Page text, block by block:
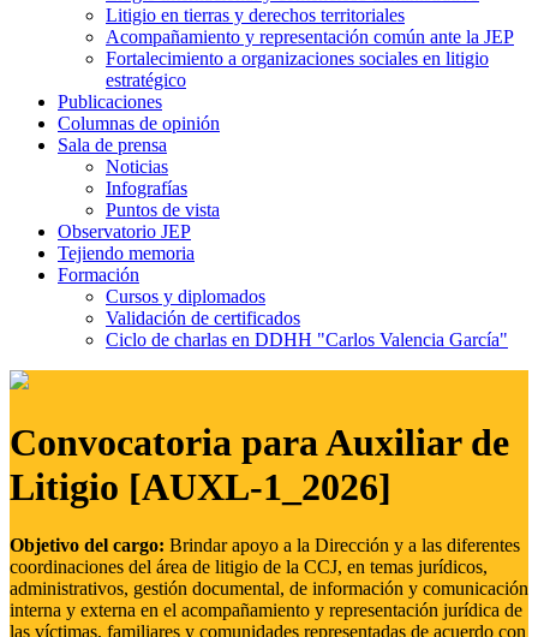
Litigio en tierras y derechos territoriales
Acompañamiento y representación común ante la JEP
Fortalecimiento a organizaciones sociales en litigio
estratégico
Publicaciones
Columnas de opinión
Sala de prensa
Noticias
Infografías
Puntos de vista
Observatorio JEP
Tejiendo memoria
Formación
Cursos y diplomados
Validación de certificados
Ciclo de charlas en DDHH "Carlos Valencia García"
Convocatoria para Auxiliar de
Litigio [AUXL-1_2026]
Objetivo del cargo: Brindar apoyo a la Dirección y a las diferentes
coordinaciones del área de litigio de la CCJ, en temas jurídicos,
administrativos, gestión documental, de información y comunicación
interna y externa en el acompañamiento y representación jurídica de
las víctimas, familiares y comunidades representadas de acuerdo con